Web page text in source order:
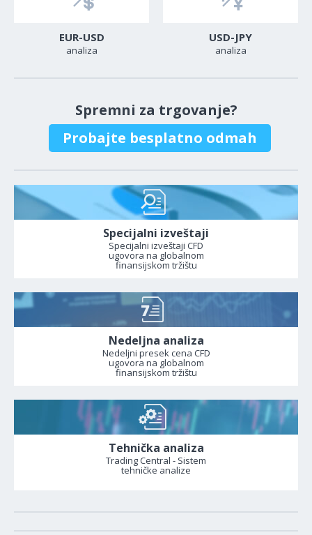
EUR-USD
analiza
USD-JPY
analiza
Spremni za trgovanje?
Probajte besplatno odmah
Specijalni izveštaji
Specijalni izveštaji CFD
ugovora na globalnom
finansijskom tržištu
Nedeljna analiza
Nedeljni presek cena CFD
ugovora na globalnom
finansijskom tržištu
Tehnička analiza
Trading Central - Sistem
tehničke analize